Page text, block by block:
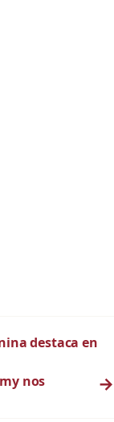
destaca en
nos
→